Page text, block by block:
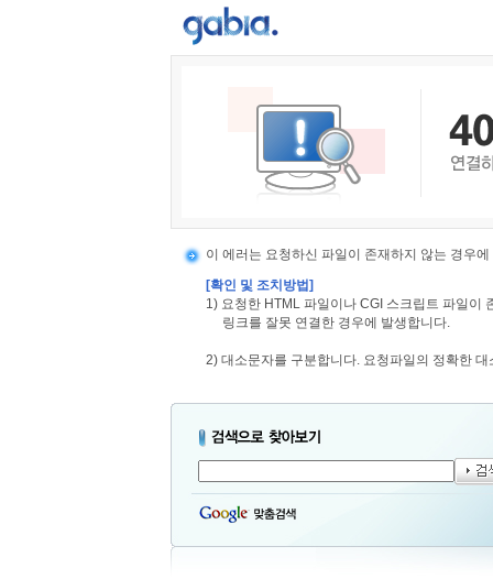
이 에러는 요청하신 파일이 존재하지 않는 경우
[확인 및 조치방법]
1) 요청한 HTML 파일이나 CGI 스크립트 파일이
링크를 잘못 연결한 경우에 발생합니다.
2) 대소문자를 구분합니다. 요청파일의 정확한